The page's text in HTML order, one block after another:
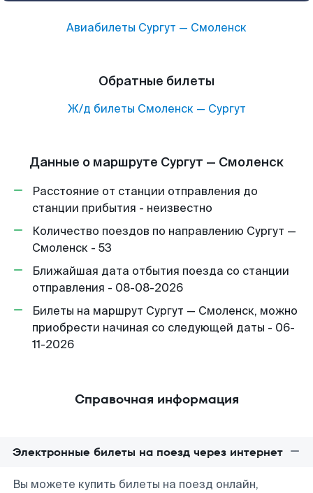
Авиабилеты Сургут — Смоленск
Обратные билеты
Ж/д билеты Смоленск— Сургут
Данные о маршруте Сургут — Смоленск
Расстояние от станции отправления до
станции прибытия - неизвестно
Количество поездов по направлению Сургут —
Смоленск - 53
Ближайшая дата отбытия поезда со станции
отправления - 08-08-2026
Билеты на маршрут Сургут — Смоленск, можно
приобрести начиная со следующей даты - 06-
11-2026
Справочная информация
Электронные билеты на поезд через интернет
Вы можете купить билеты на поезд онлайн,